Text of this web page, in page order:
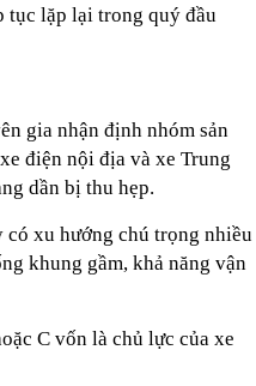
tục lặp lại trong quý đầu
gia nhận định nhóm sản
điện nội địa và xe Trung
dần bị thu hẹp.
xu hướng chú trọng nhiều
khung gầm, khả năng vận
C vốn là chủ lực của xe